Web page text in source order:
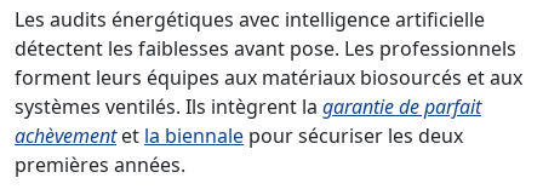
Les audits énergétiques avec intelligence artificielle
détectent les faiblesses avant pose. Les professionnels
forment leurs équipes aux matériaux biosourcés et aux
systèmes ventilés. Ils intègrent la garantie de parfait
achèvementet la biennale pour sécuriser les deux
premières années.